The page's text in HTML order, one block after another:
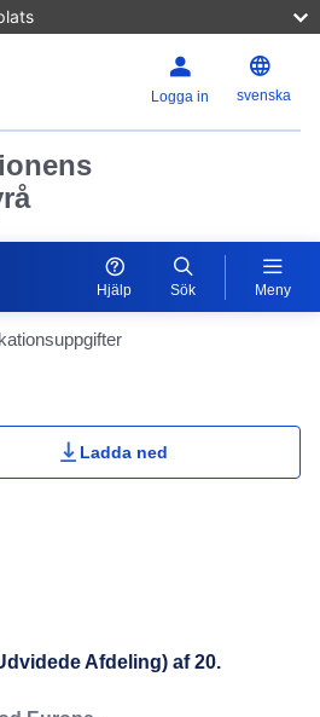
Logga in svenska
Hjälp Sök Meny
Actions Portlet
Ladda ned
Afdeling) af 20.